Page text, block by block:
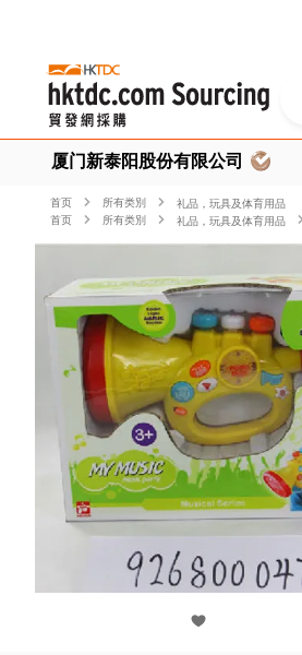
厦门新泰阳股份有限公司
首页 所有类別
礼品，玩具及体育用品
首页
所有类別 礼品，玩具及体育用品